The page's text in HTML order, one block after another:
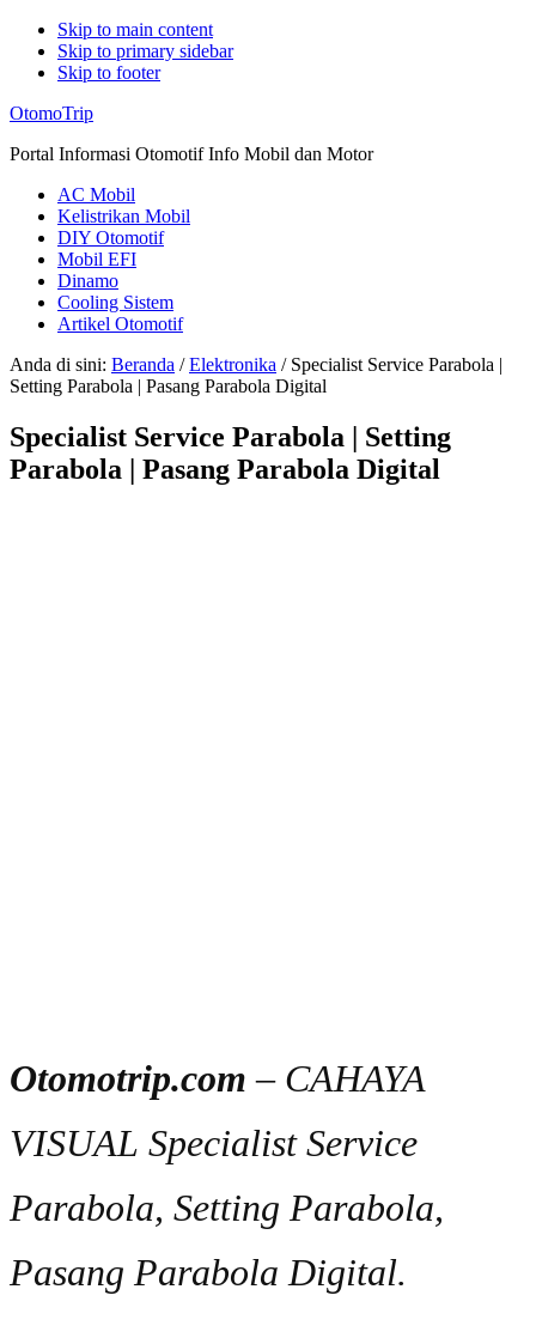
Skip to main content
Skip to primary sidebar
Skip to footer
Additional
menu
OtomoTrip
Portal Informasi Otomotif Info Mobil dan Motor
AC Mobil
Kelistrikan Mobil
DIY Otomotif
Mobil EFI
Dinamo
Cooling Sistem
Artikel Otomotif
Anda di sini: Beranda / Elektronika /Specialist Service Parabola |
Setting Parabola | Pasang Parabola Digital
Specialist Service Parabola | Setting
Parabola | Pasang Parabola Digital
Otomotrip.com – CAHAYA
VISUAL Specialist Service
Parabola, Setting Parabola,
Pasang Parabola Digital.